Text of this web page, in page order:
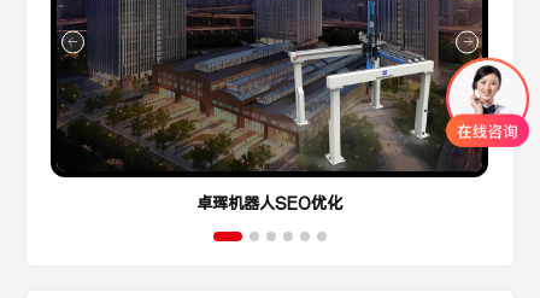
卓珲机器人SEO优化